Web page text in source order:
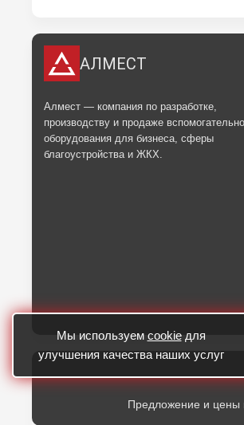
АЛМЕСТ
Алмест — компания по разработке,
производству и продаже
оборудования для бизнеса, сферы
благоустройства и ЖКХ.
Предложение и цены
Мы используем cookieдля
улучшения качества наших услуг